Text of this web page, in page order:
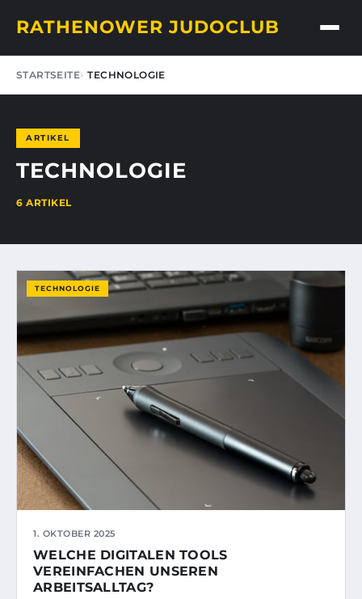
RATHENOWER JUDOCLUB
STARTSEITE TECHNOLOGIE
ARTIKEL
TECHNOLOGIE
6 ARTIKEL
TECHNOLOGIE
1. OKTOBER 2025
WELCHE DIGITALEN TOOLS
VEREINFACHEN UNSEREN
ARBEITSALLTAG?